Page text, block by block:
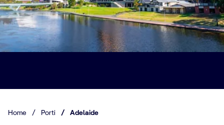
Home / Porti / Adelaide